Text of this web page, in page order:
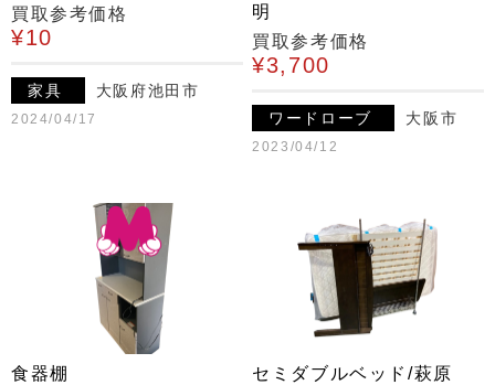
買取参考価格
¥10
家具 大阪府池田市
2024/04/17
明
買取参考価格
¥3,700
ワードローブ 大阪市
2023/04/12
食器棚
セミダブルベッド/萩原